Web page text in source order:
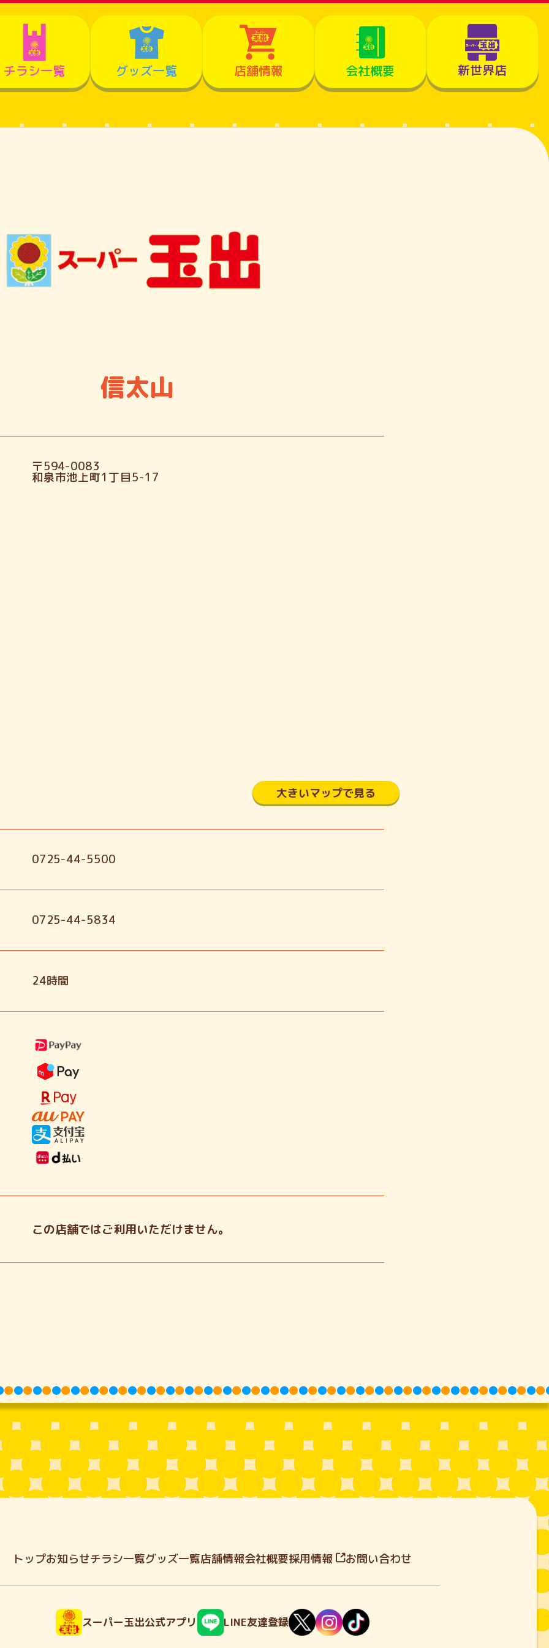
チラシ一覧 グッズ一覧 店舗情報 会社概要 新世界店
信太山
〒594-0083
和泉市池上町1丁目5-17
大きいマップで見る
0725-44-5500
0725-44-5834
24時間
この店舗ではご利用いただけません。
トップお知らせチラシ一覧グッズ一覧店舗情報会社概要採用情報 お問い合わせ
スーパー玉出公式アプリ LINE友達登録